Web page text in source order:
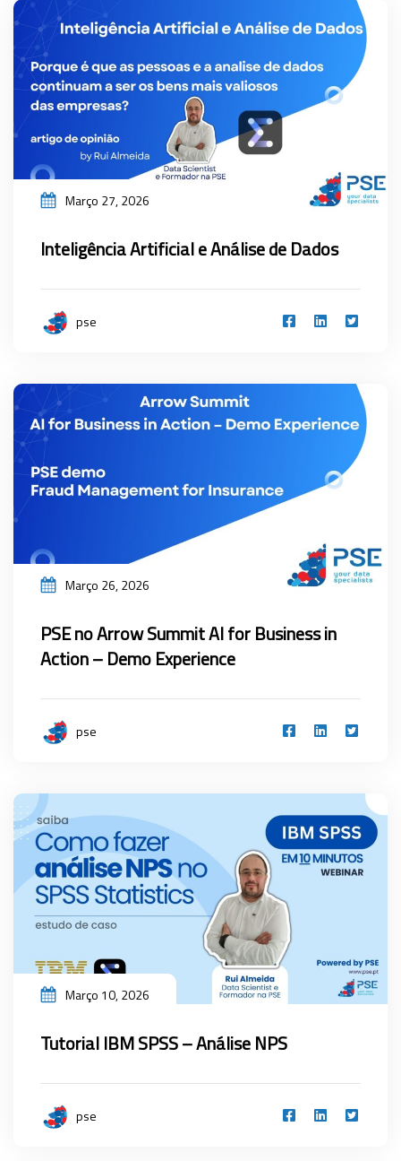
Março 27, 2026
Inteligência Artificial e Análise de Dados
pse
Março 26, 2026
PSE no Arrow Summit AI for Business in
Action – Demo Experience
pse
Março 10, 2026
Tutorial IBM SPSS – Análise NPS
pse